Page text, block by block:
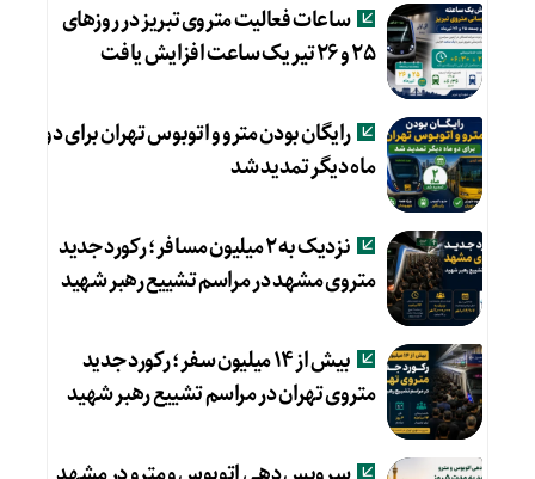
ساعات فعالیت متروی تبریز در روزهای
۲۵ و ۲۶ تیر یک ساعت افزایش یافت
رایگان بودن مترو و اتوبوس تهران برای دو
ماه دیگر تمدید شد
نزدیک به ۲ میلیون مسافر؛ رکورد جدید
متروی مشهد در مراسم تشییع رهبر شهید
بیش از ۱۴ میلیون سفر؛ رکورد جدید
متروی تهران در مراسم تشییع رهبر شهید